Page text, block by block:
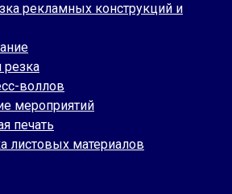
рекламных конструкций и
резка
воллов
мероприятий
печать
листовых материалов